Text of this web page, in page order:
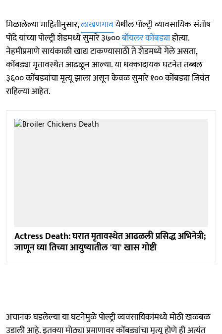
मिळालेल्या माहितीनुसार,लाखणगावयेथील पोल्ट्री व्यावसायिक संतोष
पोंदे यांच्या पोल्ट्री शेडमध्ये सुमारे ३७००बॉयलर कोंबड्याहोत्या.
नेहमीप्रमाणे सायंकाळी खाद्य टाकण्यासाठी ते शेडमध्ये गेले असता,
कोंबड्या मृतावस्थेत आढळून आल्या. या धक्कादायक घटनेत तब्बल
३६०० कोंबड्यांचा मृत्यू झाला असून केवळ सुमारे १०० कोंबड्या जिवंत
राहिल्या आहेत.
Actress Death: घरात मृतावस्थेत आढळली प्रसिद्ध अभिनेत्री;
जाणून घ्या तिच्या आयुष्यातील 'या' खास गोष्टी
अचानक घडलेल्या या घटनेमुळे पोल्ट्री व्यवसायिकांमध्ये मोठी खळबळ
उडाली आहे. इतक्या मोठ्या प्रमाणावर कोंबड्यांचा मृत्यू होणे ही अत्यंत